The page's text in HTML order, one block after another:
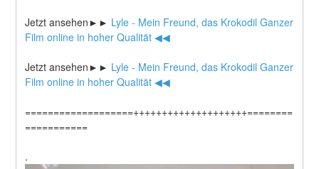
Jetzt ansehen►► Lyle - Mein Freund, das Krokodil Ganzer
Film online in hoher Qualität ◀◀
Jetzt ansehen►► Lyle - Mein Freund, das Krokodil Ganzer
Film online in hoher Qualität ◀◀
===================++++++++++++++++++++========
===========
.